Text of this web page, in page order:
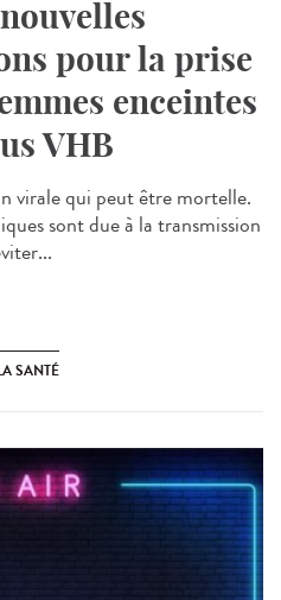
pour la prise
enceintes
VHB
virale qui peut être mortelle.
sont due à la transmission
SANTÉ